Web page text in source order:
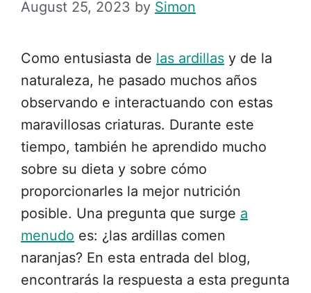
August 25, 2023 by Simon
Como entusiasta de las ardillas y de la
naturaleza, he pasado muchos años
observando e interactuando con estas
maravillosas criaturas. Durante este
tiempo, también he aprendido mucho
sobre su dieta y sobre cómo
proporcionarles la mejor nutrición
posible. Una pregunta que surge a
menudo es: ¿las ardillas comen
naranjas? En esta entrada del blog,
encontrarás la respuesta a esta pregunta